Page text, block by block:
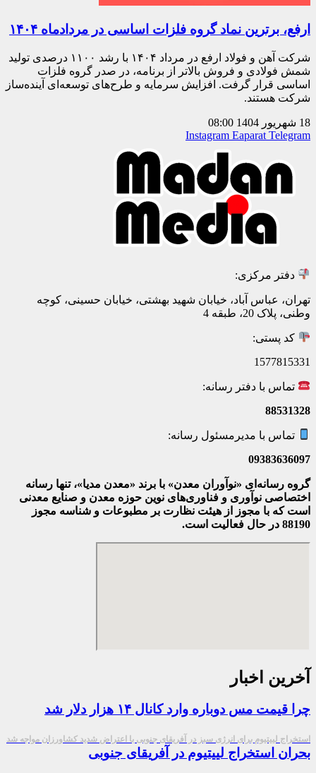
ارفع، برترین نماد گروه فلزات اساسی در مردادماه ۱۴۰۴
شرکت آهن و فولاد ارفع در مرداد ۱۴۰۴ با رشد ۱۱۰۰ درصدی تولید
شمش فولادی و فروش بالاتر از برنامه، در صدر گروه فلزات
اساسی قرار گرفت. افزایش سرمایه و طرح‌های توسعه‌ای آینده‌ساز
شرکت هستند.
18 شهریور 1404
08:00
Instagram Eaparat Telegram
دفتر مرکزی:
تهران، عباس آباد، خیابان شهید بهشتی، خیابان حسینی، کوچه
وطنی، پلاک 20، طبقه 4
کد پستی:
1577815331
تماس با دفتر رسانه:
88531328
تماس با مدیرمسئول رسانه:
09383636097
گروه رسانه‌ای «نوآوران معدن» با برند «معدن مدیا»، تنها رسانه
اختصاصی نوآوری و فناوری‌های نوین حوزه معدن و صنایع معدنی‌
است که با مجوز از هیئت نظارت بر مطبوعات و شناسه مجوز
88190 در حال فعالیت است.
آخرین اخبار
چرا قیمت مس دوباره وارد کانال ۱۴ هزار دلار شد
استخراج لییتیوم برای انرژی سبز در آفریقای جنوبی با اعتراض شدید کشاورزان مواجه شد
بحران استخراج لییتیوم در آفریقای جنوبی